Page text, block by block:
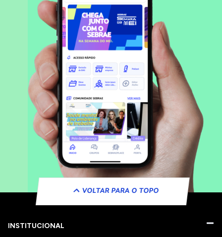
VOLTAR PARA O TOPO
INSTITUCIONAL